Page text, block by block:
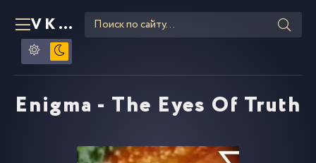
VKLIPE RU
Enigma - The Eyes Of Truth